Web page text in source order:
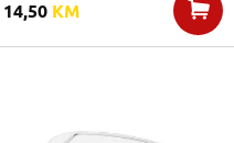
14,50 KM